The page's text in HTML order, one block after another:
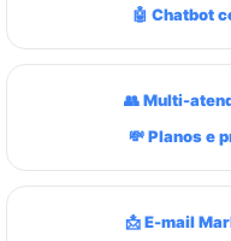
🤖 Chatbot
👥 Multi-
💸 Planos e
📩 E-mail